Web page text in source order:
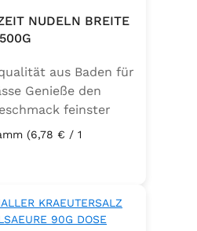
NUDELN BREITE
aus Baden für
Genieße den
feinster
den Zabler
holst du dir echte
auf den Teller.
täglich frisch
Eiern der
(6,78 € / 1